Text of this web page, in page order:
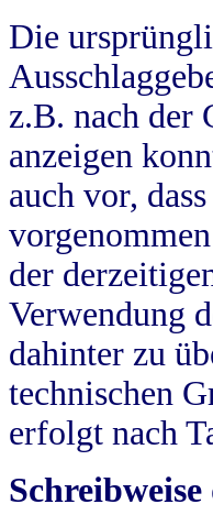
Die
z.B. nach der
anzeigen
auch vor,
der
Verwendung
dahinter zu
technischen
erfolgt nach